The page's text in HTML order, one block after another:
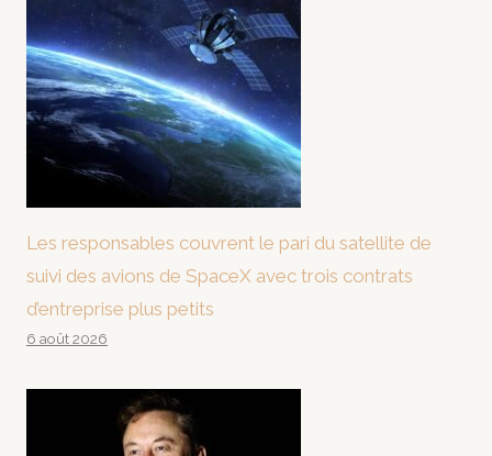
Les responsables couvrent le pari du satellite de
suivi des avions de SpaceX avec trois contrats
d’entreprise plus petits
6 août 2026